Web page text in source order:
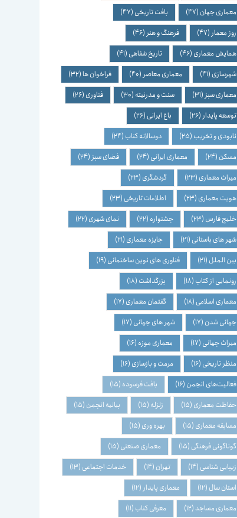
معماری جهان (47) بافت تاریخی (47)
روز معمار (47) فرهنگ و هنر (46)
همایش معماری (46) تاریخ شفاهی (41)
شهرسازی (41) معماری معاصر (40) فراخوان ها(32)
معماری سبز (31) سنت و مدرنیته (30) فناوری (26)
توسعه پایدار (26) باغ ایرانی (26)
نابودی و تخریب (25) دوسالانه کتاب (24)
مسکن (24) معماری ایرانی (24) فضای سبز (24)
میراث معماری (23) گردشگری (23)
هویت معماری (23) اطلاعات تاریخی (23)
خلیج فارس (23) جشنواره (22) نمای شهری (22)
شهر های باستانی (21) جایزه معماری (21)
بین الملل (21) فناوری های نوین ساختمانی (19)
رونمایی از کتاب (18) بزرگداشت (18)
معماری اسلامی (18) گفتمان معماری (17)
جهانی شدن (17) شهر های جهانی (17)
میراث جهانی (17) معماری موزه (16)
منظر تاریخی (16) مرمت و بازسازی (16)
فعالیت‌های انجمن (16) بافت فرسوده (15)
حفاظت معماری (15) زلزله (15) بیانیه انجمن (15)
مسابقه معماری (15) بهره وری (15)
گوناگونی فرهنگی (15) معماری صنعتی (15)
زیبایی شناسی (14) تهران (14) خدمات اجتماعی (13)
استان سال (12) معماری پایدار (12)
معماری مساجد(12) معرفی کتاب (11)